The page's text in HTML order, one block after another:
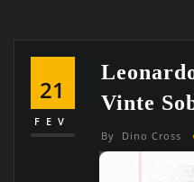
21
FEV
Vinte
By Dino Cross